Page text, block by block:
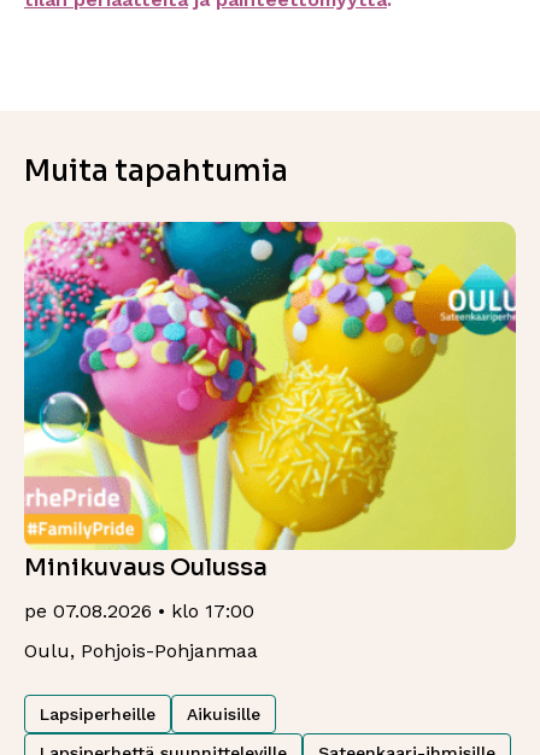
Muita tapahtumia
Minikuvaus Oulussa
pe 07.08.2026 • klo 17:00
Oulu, Pohjois-Pohjanmaa
Lapsiperheille
Aikuisille